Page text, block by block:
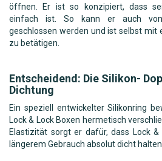
öffnen. Er ist so konzipiert, dass
einfach ist. So kann er auch
geschlossen werden und ist selbst mit
zu betätigen.
Entscheidend: Die Silikon-
Dichtung
Ein speziell entwickelter Silikonring
Lock & Lock Boxen hermetisch
Elastizität sorgt er dafür, dass Lock
längerem Gebrauch absolut dicht halten.